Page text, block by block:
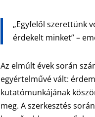
„Egyfelől szerettünk
érdekelt minket” –
Az elmúlt évek során
egyértelművé vált:
kutatómunkájának
meg. A szerkesztés